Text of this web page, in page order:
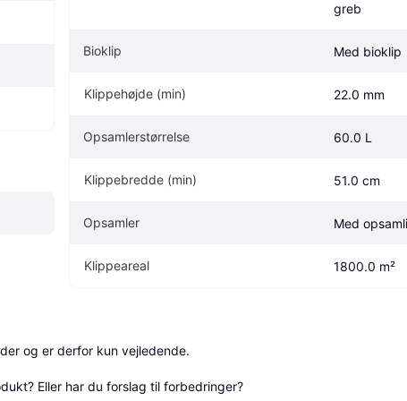
greb
Bioklip Med bioklip
Klippehøjde (min) 22.0 mm
Opsamlerstørrelse 60.0 L
Klippebredde (min) 51.0 cm
Opsamler Med
Klippeareal 1800.0 m²
og er derfor kun vejledende.
Eller har du forslag til forbedringer?